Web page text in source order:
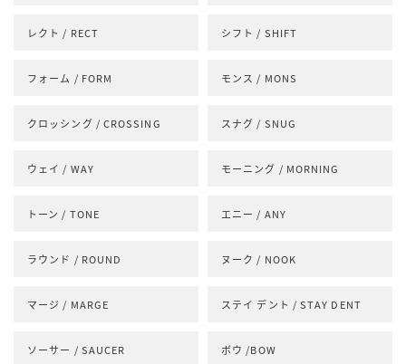
レクト / RECT シフト / SHIFT
フォーム / FORM モンス / MONS
クロッシング / CROSSING スナグ / SNUG
ウェイ / WAY モーニング / MORNING
トーン / TONE エニー / ANY
ラウンド / ROUND ヌーク / NOOK
マージ / MARGE ステイ デント / STAY DENT
ソーサー / SAUCER ボウ /BOW